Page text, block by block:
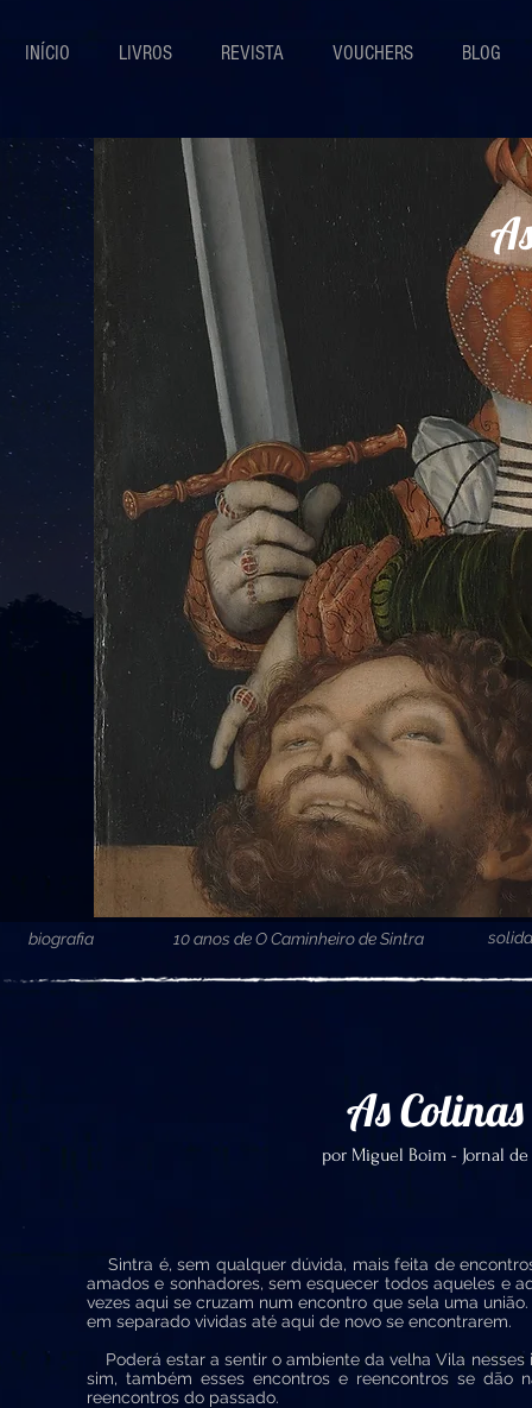
INÍCIO LIVROS REVISTA VOUCHERS BLOG
biografia 10 anos de O Caminheiro de Sintra
As Colinas
por Miguel Boim - Jornal
Sintra é, sem qualquer dúvida, mais feita de
amados e sonhadores, sem esquecer todos aqueles e
vezes aqui se cruzam num encontro que sela uma
em separado vividas até aqui de novo se encontrarem.
Poderá estar a sentir o ambiente da velha Vila nesses
sim, também esses encontros e reencontros se
reencontros do passado.